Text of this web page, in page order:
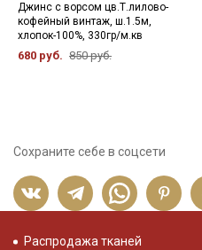
Джинс с ворсом цв.Т.лилово-
кофейный винтаж, ш.1.5м,
хлопок-100%, 330гр/м.кв
680 руб. 850 руб.
Сохраните себе в соцсети
Распродажа тканей